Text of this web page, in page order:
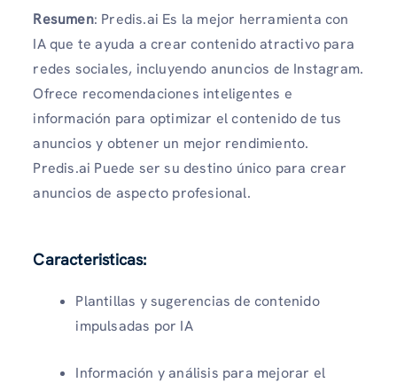
Resumen: Predis.ai Es la mejor herramienta con
IA que te ayuda a crear contenido atractivo para
redes sociales, incluyendo anuncios de Instagram.
Ofrece recomendaciones inteligentes e
información para optimizar el contenido de tus
anuncios y obtener un mejor rendimiento.
Predis.ai Puede ser su destino único para crear
anuncios de aspecto profesional.
Caracteristicas:
Plantillas y sugerencias de contenido
impulsadas por IA
Información y análisis para mejorar el